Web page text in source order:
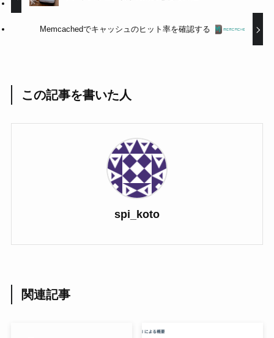
Memcachedでキャッシュのヒット率を確認する
この記事を書いた人
spi_koto
関連記事